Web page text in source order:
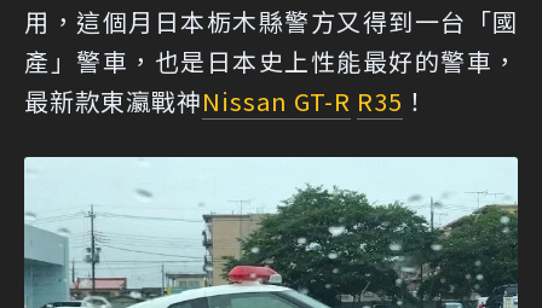
用，這個月日本栃木縣警方又得到一台「國
產」警車，也是日本史上性能最好的警車，
最新款東瀛戰神Nissan GT-R R35 ！